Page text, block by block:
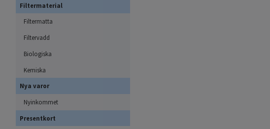
Filtermaterial
Filtermatta
Filtervadd
Biologiska
Kemiska
Nya varor
Nyinkommet
Presentkort